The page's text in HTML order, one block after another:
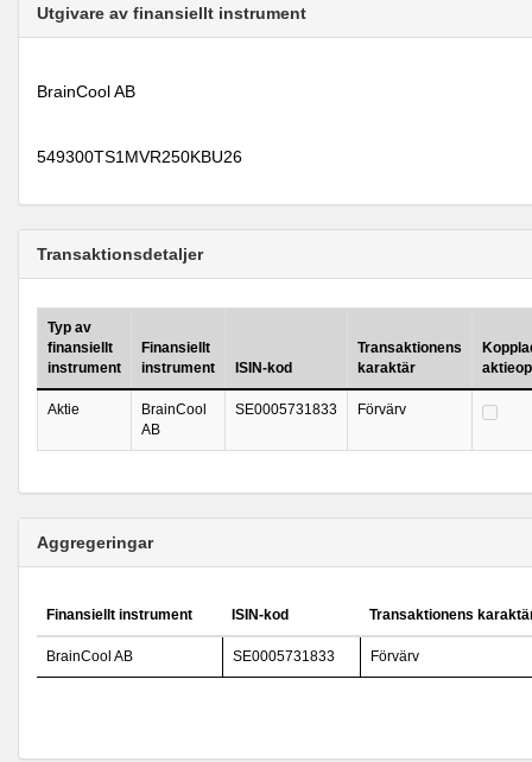
Utgivare av finansiellt instrument
BrainCool AB
549300TS1MVR250KBU26
Transaktionsdetaljer
Typ av
finansiellt
instrument
Finansiellt
instrument
ISIN-kod
Transaktionens
karaktär
Aktie
BrainCool
AB
SE0005731833 Förvärv
Aggregeringar
Finansiellt instrument ISIN-kod Transaktionens
BrainCool AB SE0005731833 Förvärv